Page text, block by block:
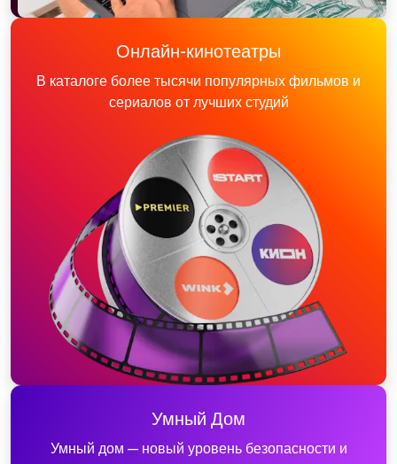
Онлайн-кинотеатры
В каталоге более тысячи популярных фильмов и
сериалов от лучших студий
Умный Дом
Умный дом — новый уровень безопасности и